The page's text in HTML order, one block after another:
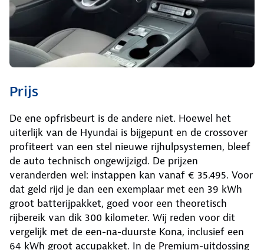
Prijs
De ene opfrisbeurt is de andere niet. Hoewel het
uiterlijk van de Hyundai is bijgepunt en de crossover
profiteert van een stel nieuwe rijhulpsystemen, bleef
de auto technisch ongewijzigd. De prijzen
veranderden wel: instappen kan vanaf € 35.495. Voor
dat geld rijd je dan een exemplaar met een 39 kWh
groot batterijpakket, goed voor een theoretisch
rijbereik van dik 300 kilometer. Wij reden voor dit
vergelijk met de een-na-duurste Kona, inclusief een
64 kWh groot accupakket. In de Premium-uitdossing